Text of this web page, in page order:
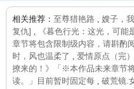
相关推荐： 至尊猎艳路 嫂子，
复仇]
《暮色行光：这光，可
章节将包含限制级内容，请斟酌
时，风也温柔了
爱情原点（完）
撩来的！》「※本作品未来章节
读。」目前暂时固定每
破荒镜.